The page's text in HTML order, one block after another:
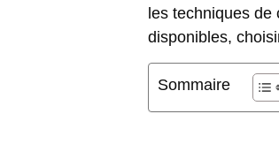
les techniques
disponibles,
Sommaire